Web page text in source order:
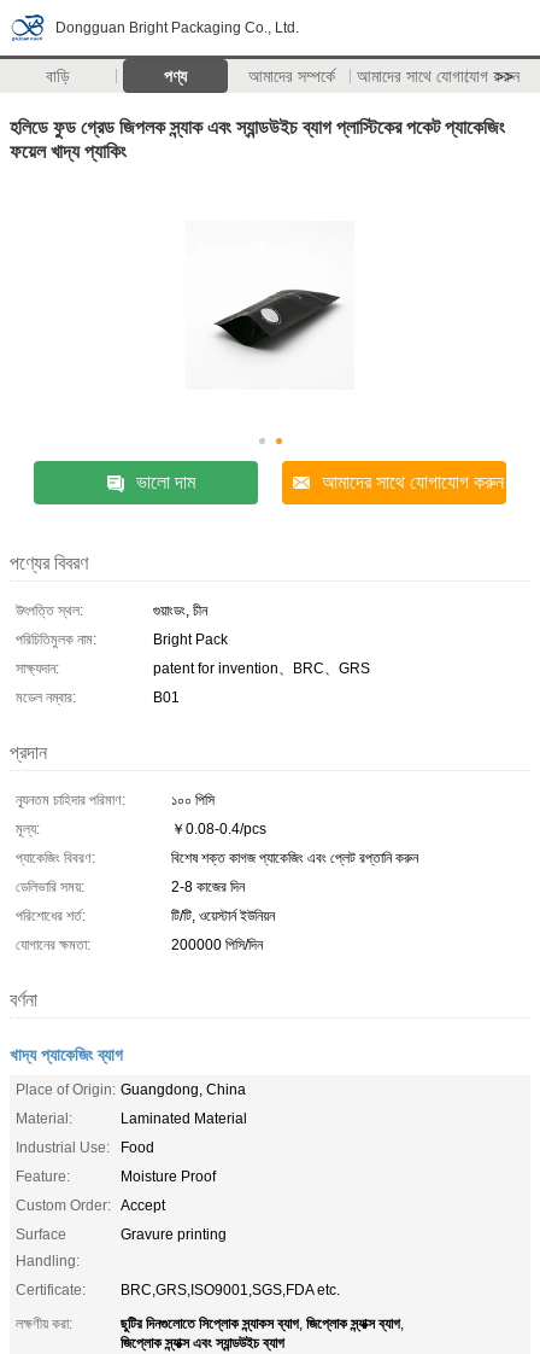
Dongguan Bright Packaging Co., Ltd.
বাড়ি পণ্য আমাদের সম্পর্কে আমাদের সাথে যোগাযোগ করুন
>>
হলিডে ফুড গ্রেড জিপলক স্ন্যাক এবং স্যান্ডউইচ ব্যাগ প্লাস্টিকের পকেট প্যাকেজিং
ফয়েল খাদ্য প্যাকিং
ভালো দাম আমাদের সাথে যোগাযোগ করুন
পণ্যের বিবরণ
উৎপত্তি স্থল:
গুয়াংডং, চীন
পরিচিতিমুলক নাম:
Bright Pack
সাক্ষ্যদান:
patent for invention、BRC、GRS
মডেল নম্বার:
B01
প্রদান
ন্যূনতম চাহিদার পরিমাণ:
১০০ পিসি
মূল্য:
￥0.08-0.4/pcs
প্যাকেজিং বিবরণ:
বিশেষ শক্ত কাগজ প্যাকেজিং এবং প্লেট রপ্তানি করুন
ডেলিভারি সময়:
2-8 কাজের দিন
পরিশোধের শর্ত:
টি/টি, ওয়েস্টার্ন ইউনিয়ন
যোগানের ক্ষমতা:
200000 পিসি/দিন
বর্ণনা
খাদ্য প্যাকেজিং ব্যাগ
Place of Origin: Guangdong, China
Material:
Laminated Material
Industrial Use:
Food
Feature:
Moisture Proof
Custom Order: Accept
Surface
Handling:
Gravure printing
Certificate:
BRC,GRS,ISO9001,SGS,FDA etc.
লক্ষণীয় করা:
ছুটির দিনগুলোতে সিপ্লোক স্ন্যাকস ব্যাগ, জিপ্লোক স্ন্যাক্স ব্যাগ,
জিপ্লোক স্ন্যাক্স এবং স্যান্ডউইচ ব্যাগ